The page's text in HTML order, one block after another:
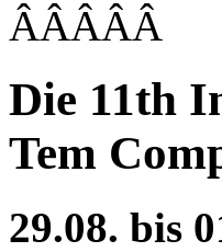
ÂÂÂÂÂ
Die 11th
Tem
29.08. bis